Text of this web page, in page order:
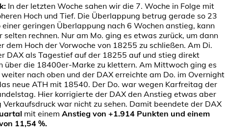
In der letzten Woche sahen wir die 7. Woche in Folge mit
Hoch und Tief. Die Überlappung betrug gerade so 23
einer geringen Überlappung nach 6 Wochen anstieg, kann
selten rechnen. Nur am Mo. ging es etwas zurück, um dann
dem Hoch der Vorwoche von 18255 zu schließen. Am Di.
DAX als Tagestief auf der 18255 auf und stieg direkt
über die 18400er-Marke zu klettern. Am Mittwoch ging es
nach oben und der DAX erreichte am Do. im Overnight
neue ATH mit 18540. Der Do. war wegen Karfreitag der
Hier korrigierte der DAX den Anstieg etwas aber
Verkaufsdruck war nicht zu sehen. Damit beendete der DAX
mit einem Anstieg von +1.914 Punkten und einem
11,54 %.